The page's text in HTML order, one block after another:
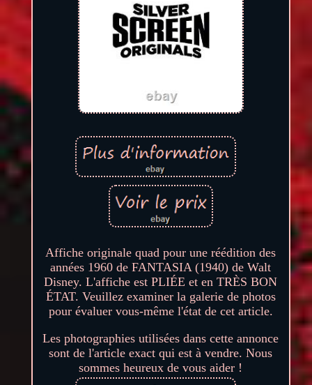
Affiche originale quad pour une réédition des
années 1960 de FANTASIA (1940) de Walt
Disney. L'affiche est PLIÉE et en TRÈS BON
ÉTAT. Veuillez examiner la galerie de photos
pour évaluer vous-même l'état de cet article.
Les photographies utilisées dans cette annonce
sont de l'article exact qui est à vendre. Nous
sommes heureux de vous aider !